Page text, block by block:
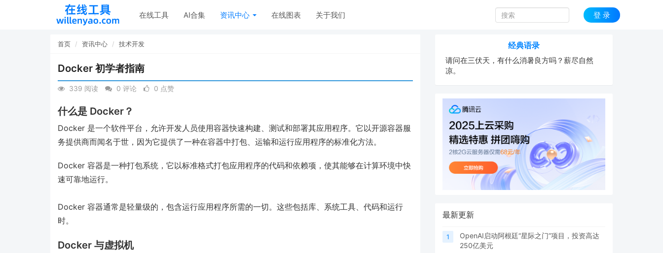
登 录
在线工具 AI合集 资讯中心 在线图表 关于我们
首页 资讯中心 技术开发
Docker 初学者指南
339 阅读 0 评论 0 点赞
什么是 Docker？
Docker 是一个软件平台，允许开发人员使用容器快速构建、测试和部署其应用程序。它以开源容器服
务提供商而闻名于世，因为它提供了一种在容器中打包、运输和运行应用程序的标准化方法。
Docker 容器是一种打包系统，它以标准格式打包应用程序的代码和依赖项，使其能够在计算环境中快
速可靠地运行。
Docker 容器通常是轻量级的，包含运行应用程序所需的一切。这些包括库、系统工具、代码和运行
时。
Docker 与虚拟机
经典语录
请问在三伏天，有什么消暑良方吗？薪尽自然
凉。
最新更新
1
OpenAI启动阿根廷“星际之门”项目，投资高达
250亿美元